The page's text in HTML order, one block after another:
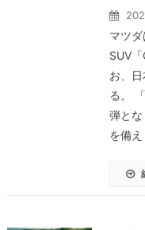
マツ
SUV
お、
る。
弾と
を備